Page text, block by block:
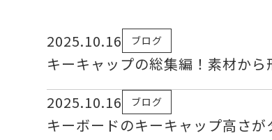
2025.10.16 ブログ
キーキャップの総集編！素材か
2025.10.16
ブログ
キーボードのキーキャップ高さ